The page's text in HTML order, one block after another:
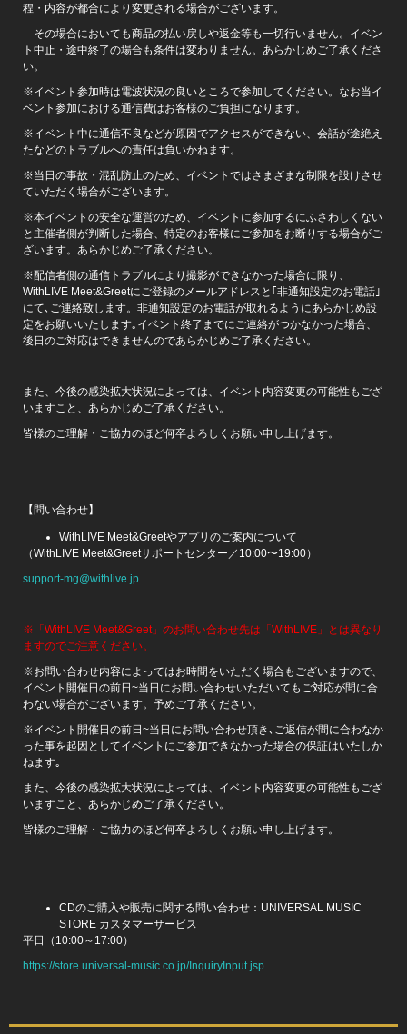
程・内容が都合により変更される場合がございます。
その場合においても商品の払い戻しや返金等も一切行いません。イベン
ト中止・途中終了の場合も条件は変わりません。あらかじめご了承くださ
い。
※イベント参加時は電波状況の良いところで参加してください。なお当イ
ベント参加における通信費はお客様のご負担になります。
※イベント中に通信不良などが原因でアクセスができない、会話が途絶え
たなどのトラブルへの責任は負いかねます。
※当日の事故・混乱防止のため、イベントではさまざまな制限を設けさせ
ていただく場合がございます。
※本イベントの安全な運営のため、イベントに参加するにふさわしくない
と主催者側が判断した場合、特定のお客様にご参加をお断りする場合がご
ざいます。あらかじめご了承ください。
※配信者側の通信トラブルにより撮影ができなかった場合に限り、
WithLIVE Meet&Greetにご登録のメールアドレスと｢非通知設定のお電話｣
にて､ご連絡致します。非通知設定のお電話が取れるようにあらかじめ設
定をお願いいたします｡イベント終了までにご連絡がつかなかった場合、
後日のご対応はできませんのであらかじめご了承ください。
また、今後の感染拡大状況によっては、イベント内容変更の可能性もござ
いますこと、あらかじめご了承ください。
皆様のご理解・ご協力のほど何卒よろしくお願い申し上げます。
【問い合わせ】
WithLIVE Meet&Greetやアプリのご案内について
（WithLIVE Meet&Greetサポートセンター／10:00〜19:00）
support-mg@withlive.jp
※「WithLIVE Meet&Greet」のお問い合わせ先は「WithLIVE」とは異なり
ますのでご注意ください。
※お問い合わせ内容によってはお時間をいただく場合もございますので、
イベント開催日の前日~当日にお問い合わせいただいてもご対応が間に合
わない場合がございます。予めご了承ください。
※イベント開催日の前日~当日にお問い合わせ頂き､ご返信が間に合わなか
った事を起因としてイベントにご参加できなかった場合の保証はいたしか
ねます｡
また、今後の感染拡大状況によっては、イベント内容変更の可能性もござ
いますこと、あらかじめご了承ください。
皆様のご理解・ご協力のほど何卒よろしくお願い申し上げます。
CDのご購入や販売に関する問い合わせ：UNIVERSAL MUSIC
STORE カスタマーサービス
平日（10:00～17:00）
https://store.universal-music.co.jp/InquiryInput.jsp